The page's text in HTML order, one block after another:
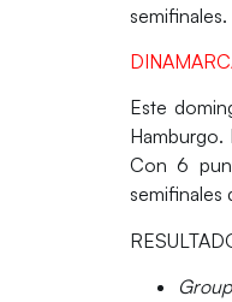
semifinales.
Este
Hamburgo.
Con 6
semifinales